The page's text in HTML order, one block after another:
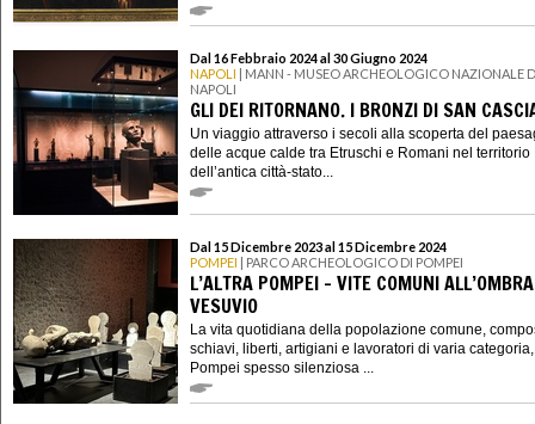
Dal 16 Febbraio 2024 al 30 Giugno 2024
NAPOLI | MANN - MUSEO ARCHEOLOGICO NAZIONALE
NAPOLI
GLI DEI RITORNANO. I BRONZI DI SAN
Un viaggio attraverso i secoli alla scoperta del
delle acque calde tra Etruschi e Romani nel territorio
dell’antica città-stato...
Dal 15 Dicembre 2023 al 15 Dicembre 2024
POMPEI | PARCO ARCHEOLOGICO DI POMPEI
L’ALTRA POMPEI – VITE COMUNI
VESUVIO
La vita quotidiana della popolazione comune,
schiavi, liberti, artigiani e lavoratori di varia
Pompei spesso silenziosa ...